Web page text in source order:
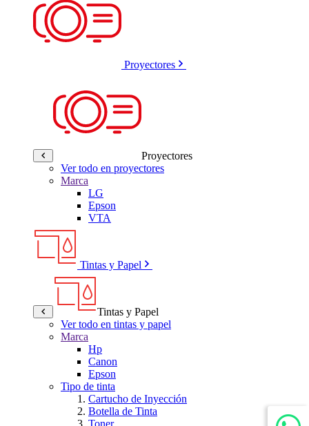
Proyectores
Proyectores
Ver todo en proyectores
Marca
LG
Epson
VTA
Tintas y Papel
Tintas y Papel
Ver todo en tintas y papel
Marca
Hp
Canon
Epson
Tipo de tinta
Cartucho de Inyección
Botella de Tinta
Toner